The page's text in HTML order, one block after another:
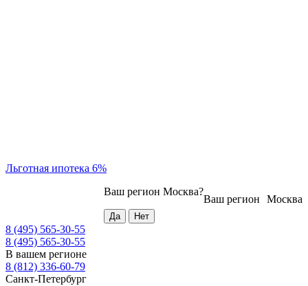
Льготная ипотека 6%
Москва
Ваш регион
Ваш регион Москва?
8 (495) 565-30-55
8 (495) 565-30-55
В вашем регионе
8 (812) 336-60-79
Санкт-Петербург